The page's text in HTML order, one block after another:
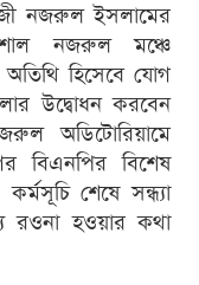
নজরুল ইসলামের
নজরুল মঞ্চে
হিসেবে যোগ
উদ্বোধন করবেন
অডিটোরিয়ামে
বিএনপির বিশেষ
শেষে সন্ধ্যা
রওনা হওয়ার কথা